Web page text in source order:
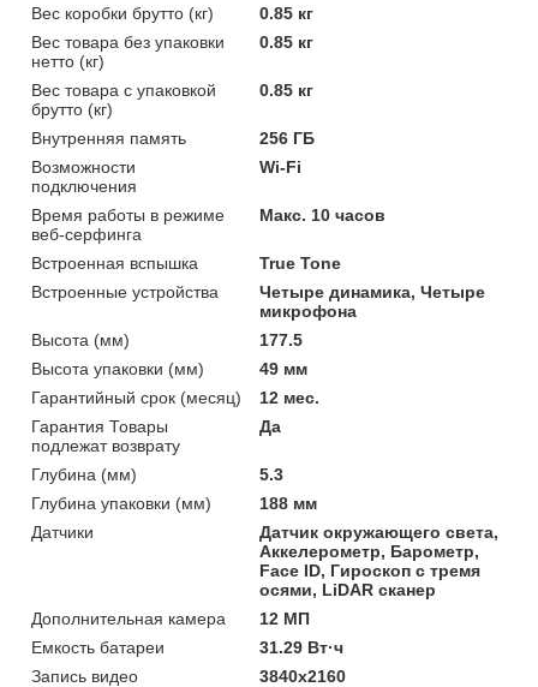
Вес коробки брутто (кг)
0.85 кг
Вес товара без упаковки
нетто (кг)
0.85 кг
Вес товара с упаковкой
брутто (кг)
0.85 кг
Внутренняя память
256 ГБ
Возможности
подключения
Wi-Fi
Время работы в режиме
веб-серфинга
Макс. 10 часов
Встроенная вспышка
True Tone
Встроенные устройства
Четыре динамика, Четыре
микрофона
Высота (мм)
177.5
Высота упаковки (мм)
49 мм
Гарантийный срок (месяц)
12 мес.
Гарантия Товары
подлежат возврату
Да
Глубина (мм)
5.3
Глубина упаковки (мм)
188 мм
Датчики
Датчик окружающего света,
Аккелерометр, Барометр,
Face ID, Гироскоп с тремя
осями, LiDAR сканер
Дополнительная камера
12 МП
Емкость батареи
31.29 Вт·ч
Запись видео
3840x2160